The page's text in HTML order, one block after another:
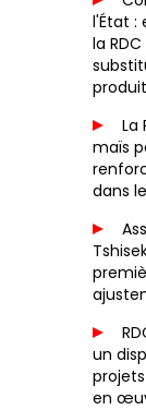
l'État :
la
La
maïs
dans
un
en